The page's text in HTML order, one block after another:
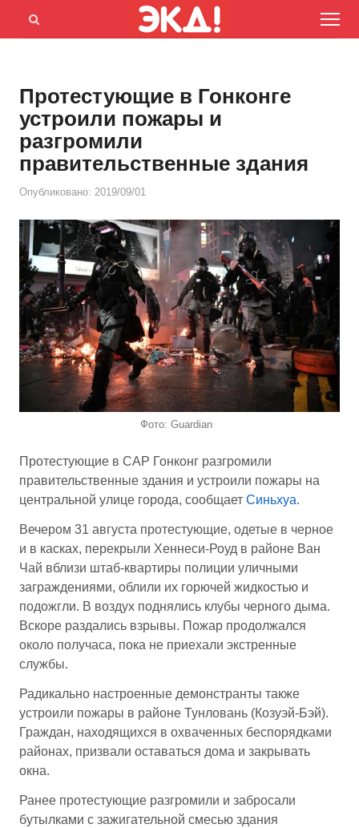
Menu
Открыть
Протестующие в Гонконге
устроили пожары и
разгромили
правительственные здания
Опубликовано: 2019/09/01
Фото: Guardian
Протестующие в САР Гонконг разгромили
правительственные здания и устроили пожары на
центральной улице города, сообщает Синьхуа.
Вечером 31 августа протестующие, одетые в черное
и в касках, перекрыли Хеннеси-Роуд в районе Ван
Чай вблизи штаб-квартиры полиции уличными
заграждениями, облили их горючей жидкостью и
подожгли. В воздух поднялись клубы черного дыма.
Вскоре раздались взрывы. Пожар продолжался
около получаса, пока не приехали экстренные
службы.
Радикально настроенные демонстранты также
устроили пожары в районе Тунловань (Козуэй-Бэй).
Граждан, находящихся в охваченных беспорядками
районах, призвали оставаться дома и закрывать
окна.
Ранее протестующие разгромили и забросали
бутылками с зажигательной смесью здания